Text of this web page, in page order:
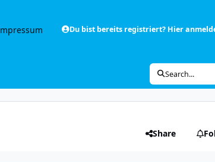
Du bist bereits registriert? Hier
Search...
Share